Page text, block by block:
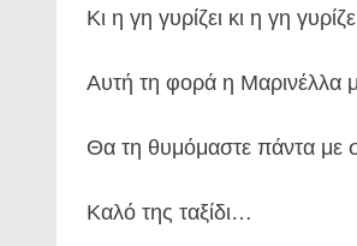
Κι η γη γυρίζει κι η γη
Αυτή τη φορά η Μαρινέλλα
Θα τη θυμόμαστε πάντα με
Καλό της ταξίδι…